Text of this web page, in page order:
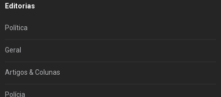
Editorias
Política
Geral
Artigos & Colunas
Polícia